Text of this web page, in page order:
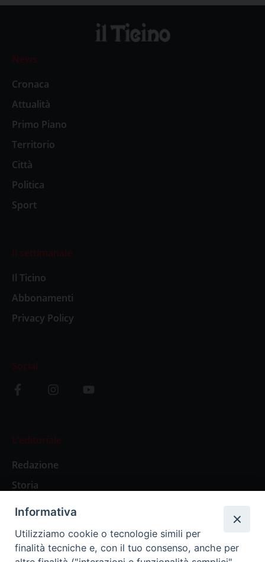
News
Cronaca
Attualità
Primo Piano
Territorio
Città
Politica
Sport
Il settimanale
Il Ticino
Abbonamenti
Privacy Policy
Social
L’editoriale
Redazione
Storia
Abbonamenti
Abbonamento Annuale Digitale
Informativa
Utilizziamo cookie o tecnologie simili per
finalità tecniche e, con il tuo consenso, anche per